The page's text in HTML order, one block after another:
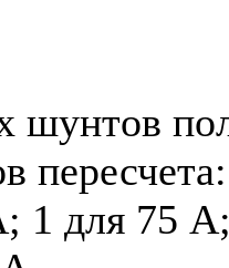
шунтов
1 для 75